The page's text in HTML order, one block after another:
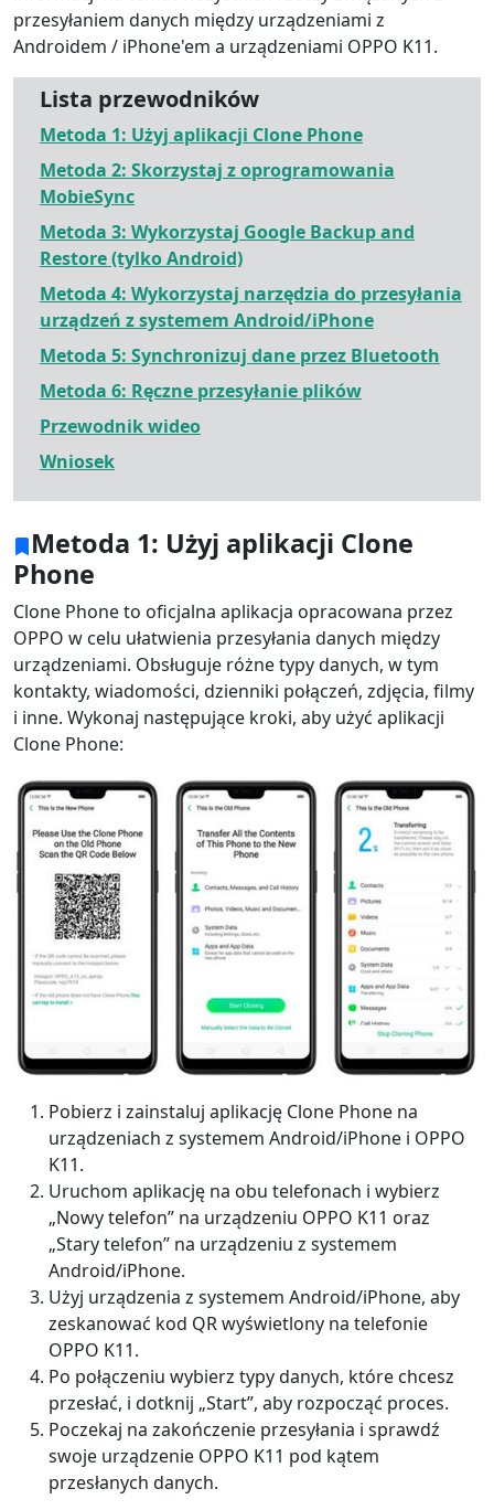
przesyłaniem danych między urządzeniami z
Androidem / iPhone'em a urządzeniami OPPO K11.
Lista przewodników
Metoda 1: Użyj aplikacji Clone Phone
Metoda 2: Skorzystaj z oprogramowania
MobieSync
Metoda 3: Wykorzystaj Google Backup and
Restore (tylko Android)
Metoda 4: Wykorzystaj narzędzia do przesyłania
urządzeń z systemem Android/iPhone
Metoda 5: Synchronizuj dane przez Bluetooth
Metoda 6: Ręczne przesyłanie plików
Przewodnik wideo
Wniosek
Metoda 1: Użyj aplikacji Clone
Phone
Clone Phone to oficjalna aplikacja opracowana przez
OPPO w celu ułatwienia przesyłania danych między
urządzeniami. Obsługuje różne typy danych, w tym
kontakty, wiadomości, dzienniki połączeń, zdjęcia, filmy
i inne. Wykonaj następujące kroki, aby użyć aplikacji
Clone Phone:
Pobierz i zainstaluj aplikację Clone Phone na
urządzeniach z systemem Android/iPhone i OPPO
K11.
Uruchom aplikację na obu telefonach i wybierz
„Nowy telefon” na urządzeniu OPPO K11 oraz
„Stary telefon” na urządzeniu z systemem
Android/iPhone.
Użyj urządzenia z systemem Android/iPhone, aby
zeskanować kod QR wyświetlony na telefonie
OPPO K11.
Po połączeniu wybierz typy danych, które chcesz
przesłać, i dotknij „Start”, aby rozpocząć proces.
Poczekaj na zakończenie przesyłania i sprawdź
swoje urządzenie OPPO K11 pod kątem
przesłanych danych.